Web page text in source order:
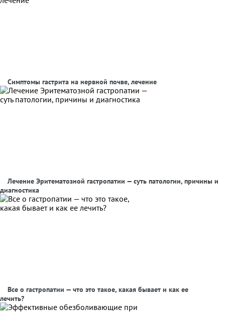
Симптомы гастрита на нервной почве, лечение
Лечение Эритематозной гастропатии — суть патологии, причины и
диагностика
Все о гастропатии — что это такое, какая бывает и как ее
лечить?